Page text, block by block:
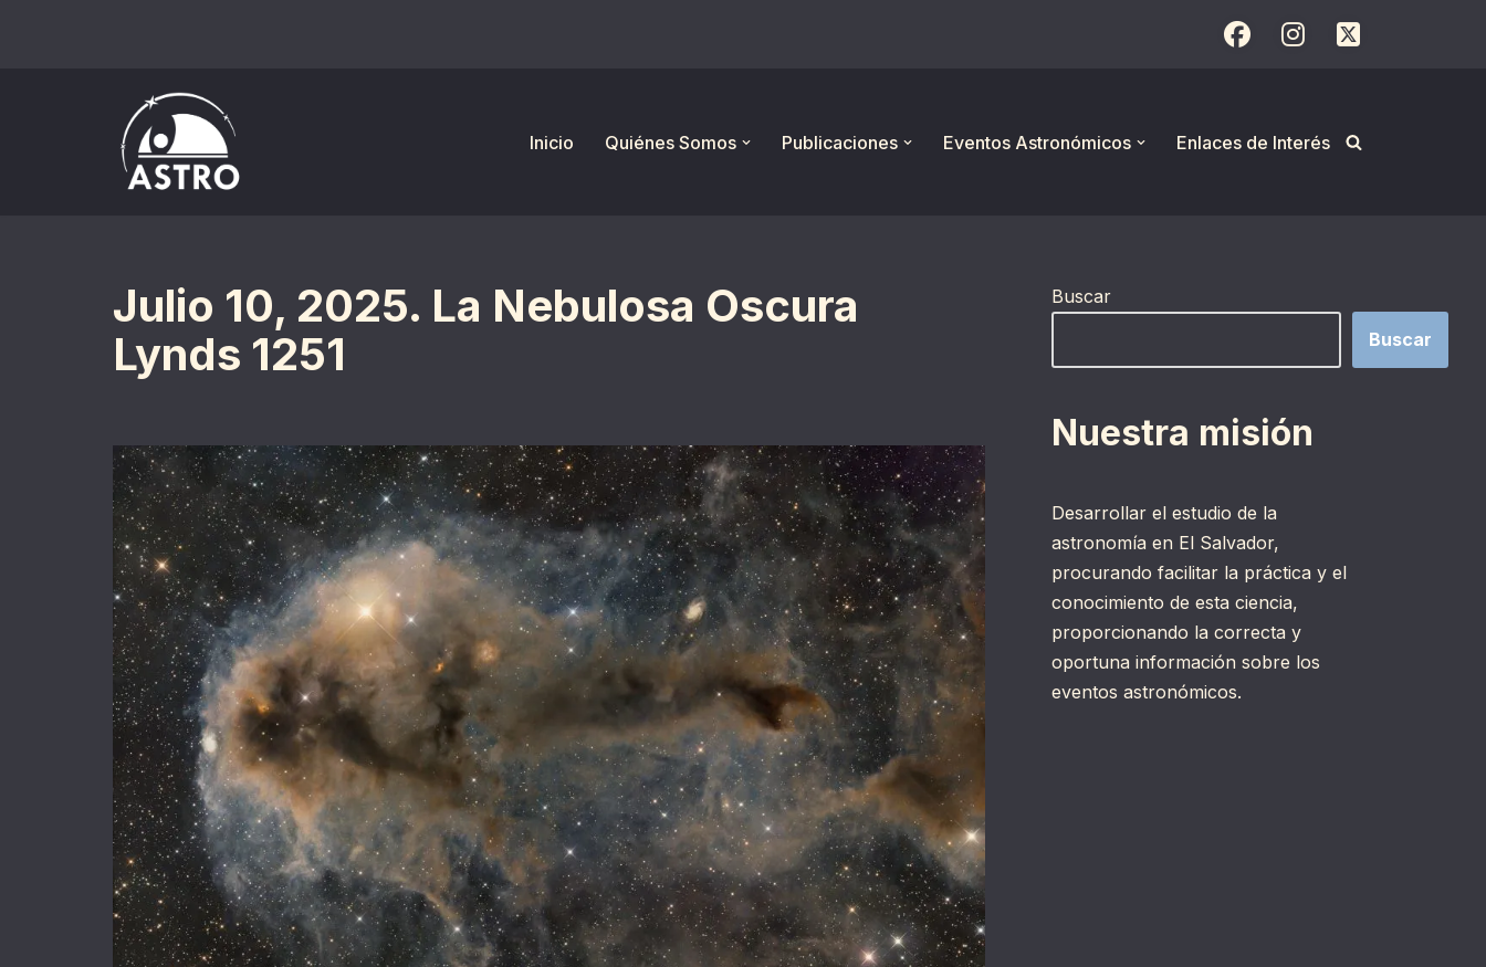
Inicio
Quiénes Somos Publicaciones Eventos Astronómicos Enlaces de Interés
Julio 10, 2025. La Nebulosa Oscura
Lynds 1251
Buscar
Buscar
Nuestra misión
Desarrollar el estudio de la
astronomía en El Salvador,
procurando facilitar la práctica y el
conocimiento de esta ciencia,
proporcionando la correcta y
oportuna información sobre los
eventos astronómicos.